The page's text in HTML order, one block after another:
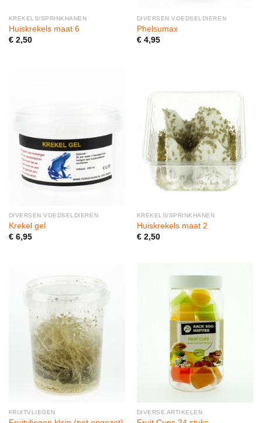
KREKELS/SPRINKHANEN
Huiskrekels maat 6
€2,50
DIVERSEN VOEDSELDIEREN
Phelsumax
€4,95
DIVERSEN VOEDSELDIEREN
Krekel gel
€6,95
KREKELS/SPRINKHANEN
Huiskrekels maat 2
€2,50
FRUITVLIEGEN DIVERSE ARTIKELEN